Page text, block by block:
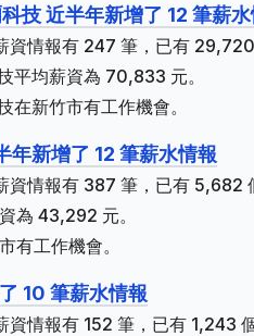
技 近半年新增了 12 筆薪
資情報有 247 筆，已有
平均薪資為 70,833 元。
在新竹市有工作機會。
新增了 12 筆薪水情報
資情報有 387 筆，已有 5,682
為 43,292 元。
有工作機會。
10 筆薪水情報
資情報有 152 筆，已有 1,243